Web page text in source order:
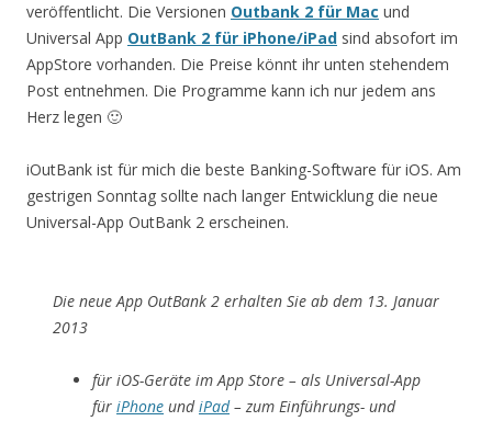
veröffentlicht. Die Versionen Outbank 2 für Mac und
Universal App OutBank 2 für iPhone/iPad sind absofort im
AppStore vorhanden. Die Preise könnt ihr unten stehendem
Post entnehmen. Die Programme kann ich nur jedem ans
Herz legen 🙂
iOutBank ist für mich die beste Banking-Software für iOS. Am
gestrigen Sonntag sollte nach langer Entwicklung die neue
Universal-App OutBank 2 erscheinen.
Die neue App OutBank 2 erhalten Sie ab dem 13. Januar
2013
für iOS-Geräte im App Store – als Universal-App
für iPhone undiPad– zum Einführungs- und